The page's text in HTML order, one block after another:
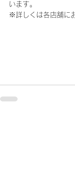
います。
※詳しくは各店舗に